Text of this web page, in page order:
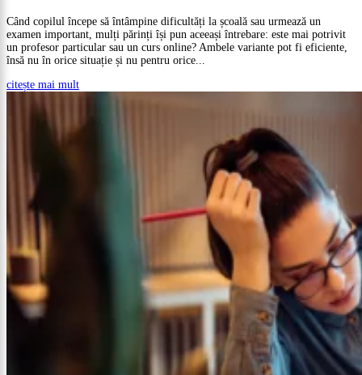
Când copilul începe să întâmpine dificultăți la școală sau urmează un
examen important, mulți părinți își pun aceeași întrebare: este mai potrivit
un profesor particular sau un curs online? Ambele variante pot fi eficiente,
însă nu în orice situație și nu pentru orice...
citește mai mult